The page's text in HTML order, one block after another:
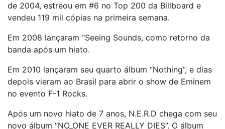
de 2004, estreou em #6 no Top 200 da Billboard e
vendeu 119 mil cópias na primeira semana.
Em 2008 lançaram “Seeing Sounds, como retorno da
banda após um hiato.
Em 2010 lançaram seu quarto álbum “Nothing”, e dias
depois vieram ao Brasil para abrir o show de Eminem
no evento F-1 Rocks.
Após um novo hiato de 7 anos, N.E.R.D chega com seu
novo álbum “NO_ONE EVER REALLY DIES”. O álbum